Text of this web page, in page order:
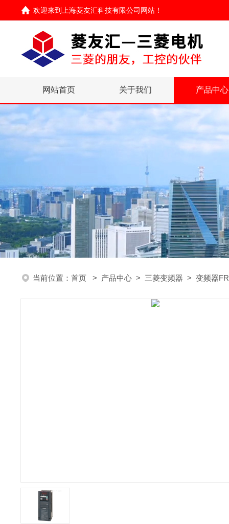
欢迎来到 上海菱友汇科技有限公司网站 ！
网站首页 关于我们 产品中心
当前位置： 首页 > 产品中心 > 三菱变频器 > 变频器